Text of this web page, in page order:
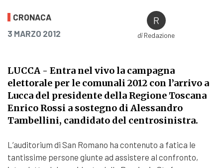
Rossi a Lucca lancia Tambellini
CRONACA
PUBBLICATO IL
3 MARZO 2012 diRedazione
LUCCA - Entra nel vivo la campagna
elettorale per le comunali 2012 con l’arrivo a
Lucca del presidente della Regione Toscana
Enrico Rossi a sostegno di Alessandro
Tambellini, candidato del centrosinistra.
L’auditorium di San Romano ha contenuto a fatica le
tantissime persone giunte ad assistere al confronto,